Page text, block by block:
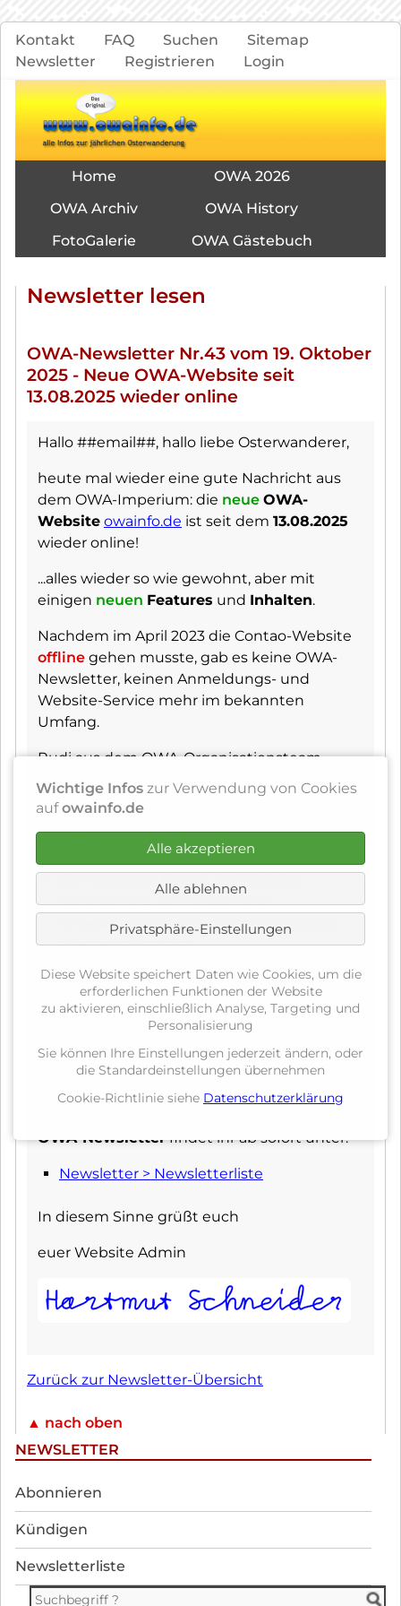
Navigation
überspringen
Kontakt FAQ Suchen
Sitemap
Newsletter
Registrieren Login
NavigationHome
OWA 2026
OWA Archiv
OWA History
FotoGalerie
OWA Gästebuch
Newsletter lesen
OWA-Newsletter Nr.43 vom 19. Oktober
2025 - Neue OWA-Website seit
13.08.2025 wieder online
Hallo ##email##, hallo liebe Osterwanderer,
heute mal wieder eine gute Nachricht aus
dem OWA-Imperium: die neue OWA-
Website owainfo.de ist seit dem 13.08.2025
wieder online!
...alles wieder so wie gewohnt, aber mit
einigen neuen Features und Inhalten.
Nachdem im April 2023 die Contao-Website
offline gehen musste, gab es keine OWA-
Newsletter, keinen Anmeldungs- und
Website-Service mehr im bekannten
Umfang.
Rudi aus dem OWA-Organisationsteam
hatte zum Glück die OWAinfo von 2023 bis
2025 per E-Mail als geeignete Ersatzlösung
genauen Grund der Website-
Abschaltung, die erfolgreiche
Wiederbelebungund was sichaktuell
alles geändert hat,
könnt ihr in ausführlicher Form auf
unsererneuen WebsiteunterOWA 2026
>Aktuell 2025lesen.
Leider gibt es in diesem Jahr auch eine
traurige Nachricht... mehr dazu könnt ihr
hiererfahren.
OWA-Newsletterfindet ihr ab sofort unter:
Newsletter > Newsletterliste
In diesem Sinne grüßt euch
euer Website Admin
Zurück zur Newsletter-Übersicht
▲ nach oben
NEWSLETTER
Navigation
Abonnieren
Kündigen
Newsletterliste
Wichtige Infos zur Verwendung von Cookies
aufowainfo.de
Alle akzeptieren
Alle ablehnen
Privatsphäre-Einstellungen
Diese Website speichert Daten wie Cookies, um die
erforderlichen Funktionen der Website
zu aktivieren, einschließlich Analyse, Targeting und
Personalisierung
Sie können Ihre Einstellungen jederzeit ändern, oder
die Standardeinstellungen übernehmen
Cookie-Richtlinie siehe Datenschutzerklärung